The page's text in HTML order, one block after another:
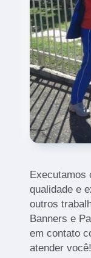
Executamos
qualidade e
outros
Banners e
em contato
atender você!